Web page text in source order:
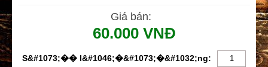
Giá bán:
60.000 VNĐ